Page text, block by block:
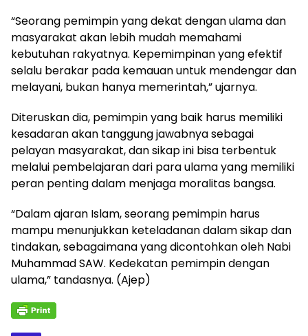
“Seorang pemimpin yang dekat dengan ulama dan
masyarakat akan lebih mudah memahami
kebutuhan rakyatnya. Kepemimpinan yang efektif
selalu berakar pada kemauan untuk mendengar dan
melayani, bukan hanya memerintah,” ujarnya.
Diteruskan dia, pemimpin yang baik harus memiliki
kesadaran akan tanggung jawabnya sebagai
pelayan masyarakat, dan sikap ini bisa terbentuk
melalui pembelajaran dari para ulama yang memiliki
peran penting dalam menjaga moralitas bangsa.
“Dalam ajaran Islam, seorang pemimpin harus
mampu menunjukkan keteladanan dalam sikap dan
tindakan, sebagaimana yang dicontohkan oleh Nabi
Muhammad SAW. Kedekatan pemimpin dengan
ulama,” tandasnya. (Ajep)